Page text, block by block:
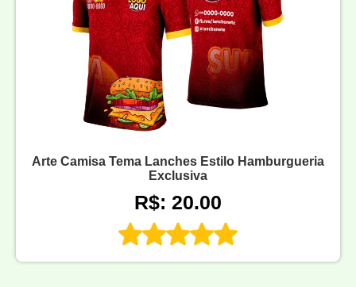
Arte Camisa Tema Lanches Estilo Hamburgueria
Exclusiva
R$: 20.00